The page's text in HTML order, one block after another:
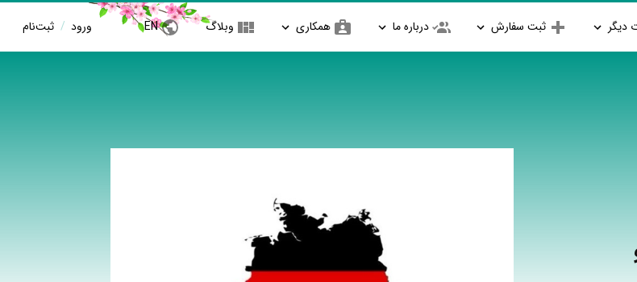
دیگر ثبت سفارش درباره ما همکاری وبلاگ EN ورود / ثبت‌نام